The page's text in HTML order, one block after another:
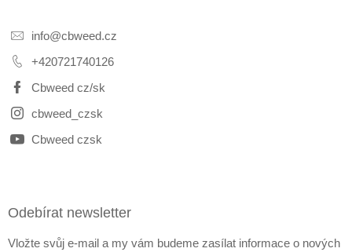
info@cbweed.cz
+420721740126
Cbweed cz/sk
cbweed_czsk
Cbweed czsk
Odebírat newsletter
Vložte svůj e-mail a my vám budeme zasílat informace o nových